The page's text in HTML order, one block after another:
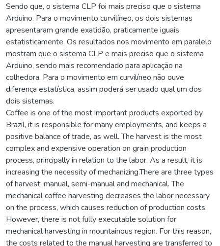
Sendo que, o sistema CLP foi mais preciso que o sistema
Arduino. Para o movimento curvilíneo, os dois sistemas
apresentaram grande exatidão, praticamente iguais
estatisticamente. Os resultados nos movimento em paralelo
mostram que o sistema CLP e mais preciso que o sistema
Arduino, sendo mais recomendado para aplicação na
colhedora. Para o movimento em curvilíneo não ouve
diferença estatística, assim poderá ser usado qual um dos
dois sistemas.
Coffee is one of the most important products exported by
Brazil, it is responsible for many employments, and keeps a
positive balance of trade, as well. The harvest is the most
complex and expensive operation on grain production
process, principally in relation to the labor. As a result, it is
increasing the necessity of mechanizing.There are three types
of harvest: manual, semi-manual and mechanical. The
mechanical coffee harvesting decreases the labor necessary
on the process, which causes reduction of production costs.
However, there is not fully executable solution for
mechanical harvesting in mountainous region. For this reason,
the costs related to the manual harvesting are transferred to